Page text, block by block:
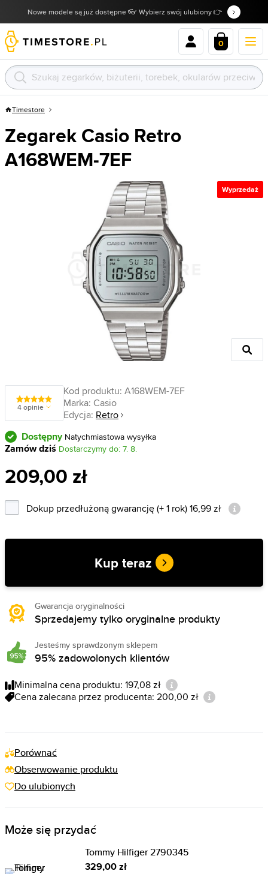
Nowe modele są już dostępne 👓 Wybierz swój ulubiony 👉
0
Timestore
Zegarek Casio Retro
A168WEM-7EF
Wyprzedaż
4 opinie
Kod produktu: A168WEM-7EF
Marka: Casio
Edycja: Retro
Dostępny Natychmiastowa wysyłka
Zamów dziś Dostarczymy do: 7. 8.
209,00 zł
Dokup przedłużoną gwarancję (+ 1 rok) 16,99 zł
Kup teraz
Gwarancja oryginalności
Sprzedajemy tylko oryginalne produkty
Jesteśmy sprawdzonym sklepem
95% zadowolonych klientów
Minimalna cena produktu: 197,08 zł
Cena zalecana przez producenta: 200,00 zł
Porównać
Obserwowanie produktu
Do ulubionych
Może się przydać
Tommy Hilfiger 2790345
329,00 zł